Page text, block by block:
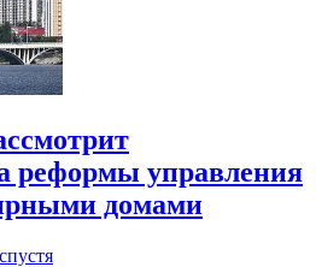
реформы управления
домами